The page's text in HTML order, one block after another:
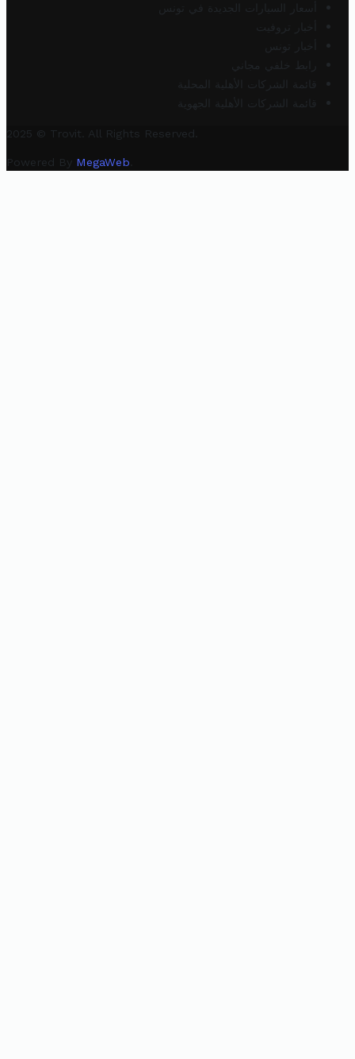
أسعار السيارات الجديدة في تونس
أخبار تروفيت
أخبار تونس
رابط خلفي مجاني
قائمة الشركات الأهلية المحلية
قائمة الشركات الأهلية الجهوية
2025 © Trovit. All Rights Reserved.
Powered By MegaWeb